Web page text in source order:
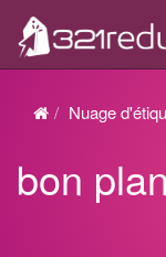
Nuage
bon